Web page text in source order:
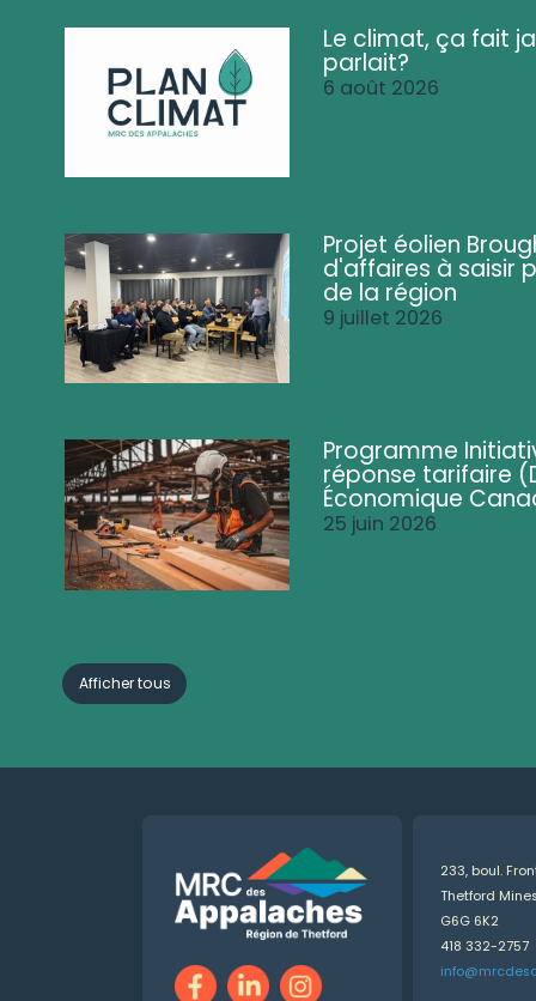
Le climat, ça fait
parlait?
6 août 2026
Projet éolien
d'affaires à saisir
de la région
9 juillet 2026
Programme
réponse tarifaire
Économique
25 juin 2026
Afficher tous
233, boul.
Thetford
G6G 6K2
418 332-2757